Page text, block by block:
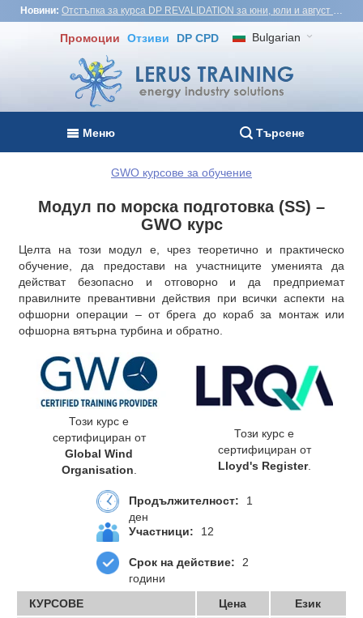
Новини: Отстъпка за курса DP REVALIDATION за юни, юли и август - USD1,000! Виетнам, Турция, Малайзия
Промоции Отзиви DP CPD Bulgarian
Меню Търсене
GWO курсове за обучение
Модул по морска подготовка (SS) –
GWO курс
Целта на този модул е, чрез теоретично и практическо
обучение, да предостави на участниците уменията да
действат безопасно и отговорно и да предприемат
правилните превантивни действия при всички аспекти на
офшорни операции – от брега до кораб за монтаж или
офшорна вятърна турбина и обратно.
Този курс е
сертифициран от
Global Wind
Organisation
Този курс е
сертифициран от
Lloyd's Register.
Продължителност:
1
ден
Участници:
12
Срок на действие:
2
години
КУРСОВЕ
Цена Език